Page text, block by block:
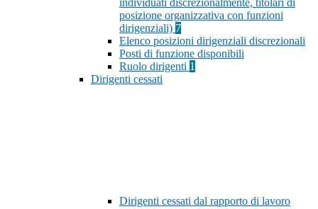
individuati discrezionalmente, titolari di
posizione organizzativa con funzioni
dirigenziali) 7
Elenco posizioni dirigenziali discrezionali
Posti di funzione disponibili
Ruolo dirigenti 1
Dirigenti cessati
Dirigenti cessati dal rapporto di lavoro